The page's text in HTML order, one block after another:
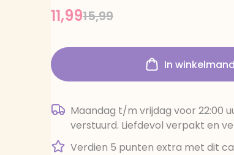
Price reduced from
15,99to
11,99
In winkelmand
Maandag t/m vrijdag voor 22:00
verstuurd. Liefdevol verpakt en
Verdien 5 punten extra met dit